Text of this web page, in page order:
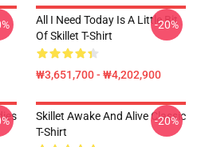
All I Need Today Is A Little Bit
Of Skillet T-Shirt
₩3,651,700 - ₩4,202,900
-20%
Skillet Awake And Alive Classic
T-Shirt
-20%